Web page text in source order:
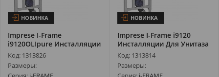
НОВИНКА
Imprese I-Frame
i9120OLIpure Инсталляции
Для Унитаза...
Код: 1313826
Размеры:
НОВИНКА
Imprese I-Frame i9120
Инсталляции Для Унитаза
3В1 (И...
Код: 1313814
Размеры: